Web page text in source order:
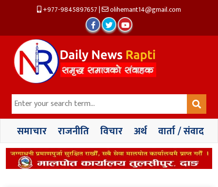
+977-9845897657| olihemant14@gmail.com
समाचार राजनीति विचार अर्थ वार्ता / संवाद